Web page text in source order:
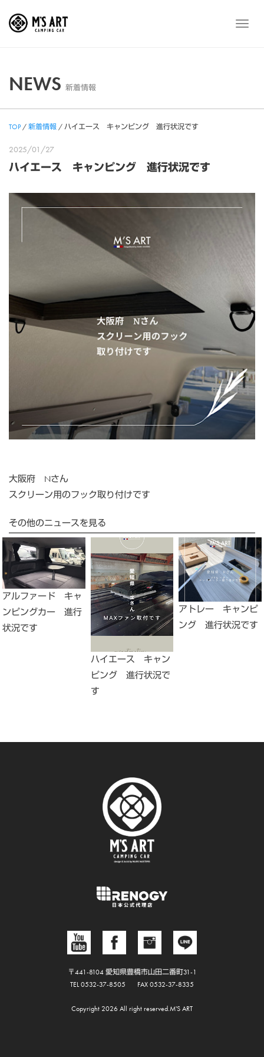
メ
NEWS 新着情報
TOP/新着情報 /ハイエース キャンピング 進行状況です
2025/01/27
ハイエース キャンピング 進行状況です
大阪府 Nさん
スクリーン用のフック取り付けです
その他のニュースを見る
アルファード キャ
ンピングカー 進行
状況です
ハイエース キャン
ピング 進行状況で
す
アトレー キャンピ
ング 進行状況です
〒441-8104 愛知県豊橋市山田二番町31-1
TEL 0532-37-8505
FAX 0532-37-8335
Copyright 2026 All right reserved.M'S ART